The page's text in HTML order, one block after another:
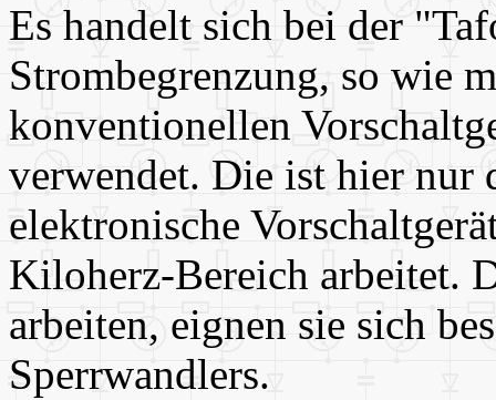
Es handelt sich bei der
Strombegrenzung, so wie
konventionellen
verwendet. Die ist hier nur
elektronische
Kiloherz-Bereich arbeitet.
arbeiten, eignen sie sich
Sperrwandlers.